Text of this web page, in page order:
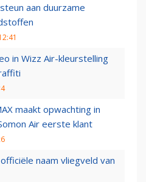
aan duurzame
in Wizz Air-kleurstelling
maakt opwachting in
Air eerste klant
naam vliegveld van